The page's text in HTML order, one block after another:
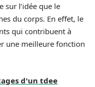
sur l’idée que le
du corps. En effet, le
qui contribuent à
une meilleure fonction
d'un tdee